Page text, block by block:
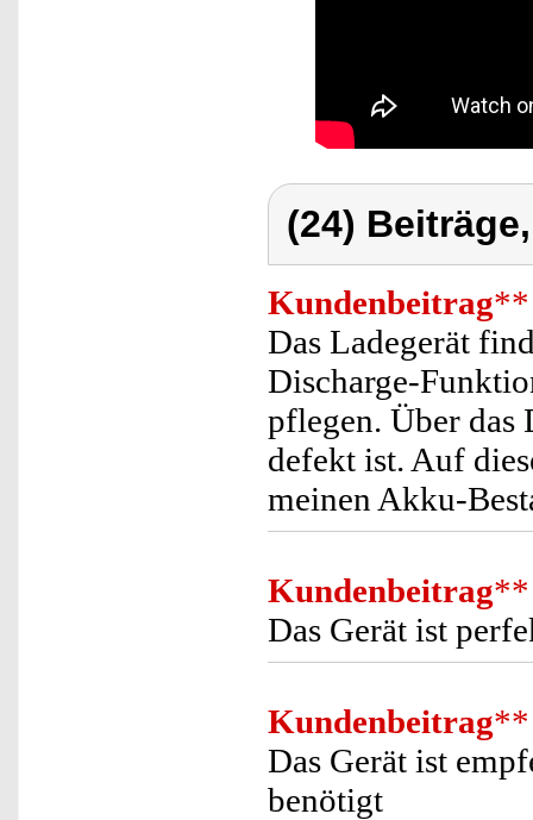
(24)
Kundenbeitrag**
Das Ladegerät
Discharge-
pflegen. Über das
defekt ist. Auf
meinen Akku-
Kundenbeitrag**
Das Gerät ist
Kundenbeitrag**
Das Gerät ist
benötigt